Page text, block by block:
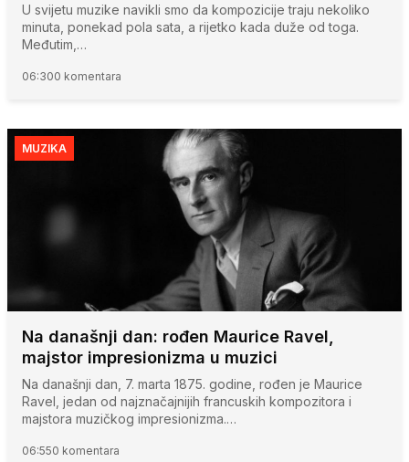
U svijetu muzike navikli smo da kompozicije traju nekoliko
minuta, ponekad pola sata, a rijetko kada duže od toga.
Međutim,…
06:300 komentara
MUZIKA
Na današnji dan: rođen Maurice Ravel,
majstor impresionizma u muzici
Na današnji dan, 7. marta 1875. godine, rođen je Maurice
Ravel, jedan od najznačajnijih francuskih kompozitora i
majstora muzičkog impresionizma.…
06:550 komentara